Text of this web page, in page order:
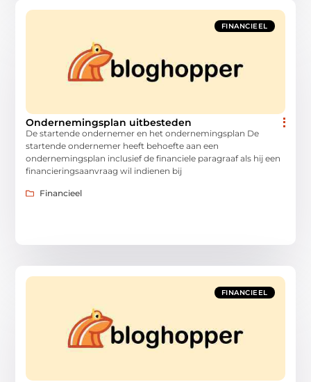
FINANCIEEL
Ondernemingsplan uitbesteden
De startende ondernemer en het ondernemingsplan De
startende ondernemer heeft behoefte aan een
ondernemingsplan inclusief de financiele paragraaf als hij een
financieringsaanvraag wil indienen bij
Financieel
FINANCIEEL